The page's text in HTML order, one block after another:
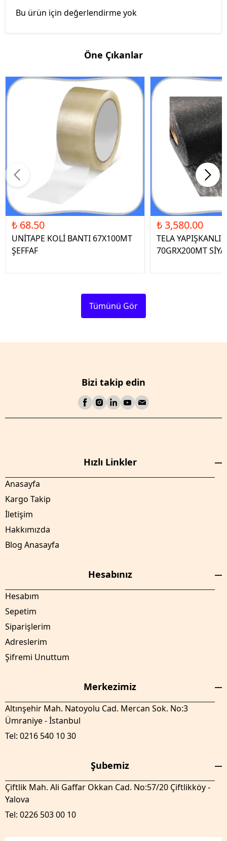
Bu ürün için değerlendirme yok
Öne Çıkanlar
₺ 68.50
UNİTAPE KOLİ BANTI 67X100MT
ŞEFFAF
₺ 3,580.00
TELA YAPIŞKANLI
70GRX200MT
Tümünü Gör
Bizi takip edin
Hızlı Linkler
Anasayfa
Kargo Takip
İletişim
Hakkımızda
Blog Anasayfa
Hesabınız
Hesabım
Sepetim
Siparişlerim
Adreslerim
Şifremi Unuttum
Merkezimiz
Altınşehir Mah. Natoyolu Cad. Mercan Sok. No:3
Ümraniye - İstanbul
Tel: 0216 540 10 30
Şubemiz
Çiftlik Mah. Ali Gaffar Okkan Cad. No:57/20 Çiftlikköy -
Yalova
Tel: 0226 503 00 10